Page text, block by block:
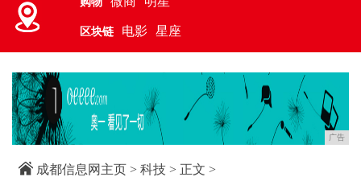
区块链 电影 星座
广告
成都信息网主页 > 科技 > 正文 >